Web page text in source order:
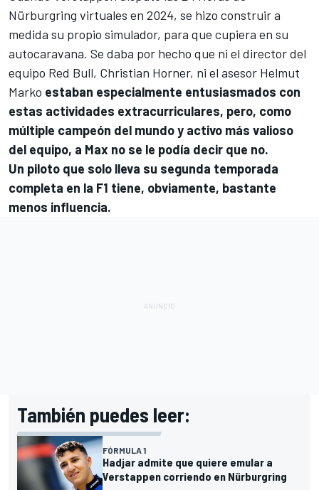
Nürburgring virtuales en 2024, se hizo construir a
medida su propio simulador, para que cupiera en su
autocaravana. Se daba por hecho que ni el director del
equipo Red Bull, Christian Horner, ni el asesor Helmut
Marko estaban especialmente entusiasmados con
estas actividades extracurriculares, pero, como
múltiple campeón del mundo y activo más valioso
del equipo, a Max no se le podía decir que no.
Un piloto que solo lleva su segunda temporada
completa en la F1 tiene, obviamente, bastante
menos influencia.
También puedes leer:
FÓRMULA 1
Hadjar admite que quiere emular a
Verstappen corriendo en Nürburgring